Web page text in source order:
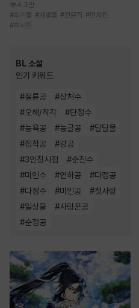
4.3만
#회귀물 # 재벌물 #전문직 #먼치킨
#회사원
BL 소설
인기 키워드
#절륜공 #상처수
#오해/착각 #단정수
#능욕공 #능글공 #달달물
#집착공 #강공
#3인칭시점 #순진수
#미인수 #연하공 #다정공
#다정수 #미인공 #첫사랑
#일상물 #사랑꾼공
#순정공